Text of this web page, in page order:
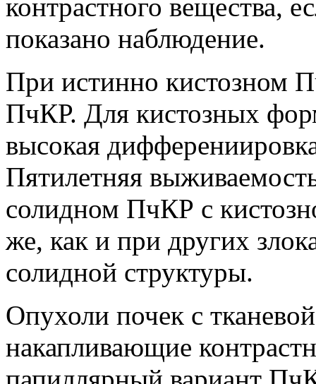
контрастного вещества,
показано наблюдение.
При истинно кистозном
ПчКР. Для кистозных
высокая
Пятилетняя
солидном ПчКР с
же, как и при других
солидной структуры.
Опухоли почек с
накапливающие